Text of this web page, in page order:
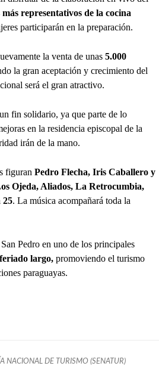
representativos de la cocina
participarán en la preparación.
la venta de unas 5.000
la gran aceptación y crecimiento del
será el gran atractivo.
un fin solidario, ya que parte de lo
en la residencia episcopal de la
irán de la mano.
figuran Pedro Flecha, Iris Caballero y
Ojeda, Aliados, La Retrocumbia,
25. La música acompañará toda la
Pedro en uno de los principales
largo, promoviendo el turismo
paraguayas.
NACIONAL DE TURISMO (SENATUR)